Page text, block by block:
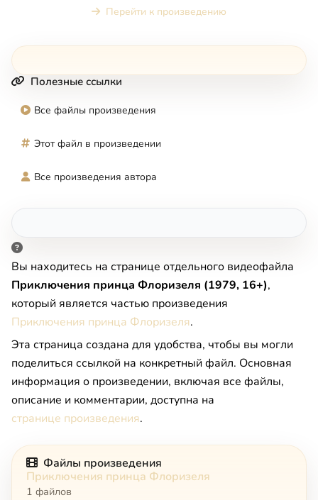
Перейти к произведению
Полезные ссылки
Все файлы произведения
Этот файл в произведении
Все произведения автора
Вы находитесь на странице отдельного видеофайла
Приключения принца Флоризеля (1979, 16+),
который является частью произведения
Приключения принца Флоризеля.
Эта страница создана для удобства, чтобы вы могли
поделиться ссылкой на конкретный файл. Основная
информация о произведении, включая все файлы,
описание и комментарии, доступна на
странице произведения.
Файлы произведения
Приключения принца Флоризеля
1 файлов